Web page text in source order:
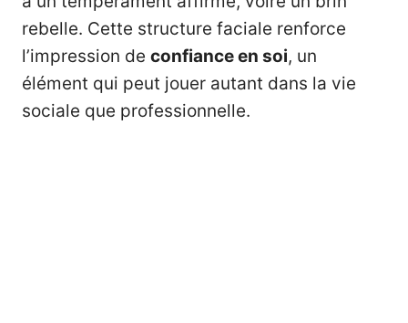
rebelle. Cette structure faciale renforce
l’impression de confianceen soi, un
élément qui peut jouer autant dans la vie
sociale que professionnelle.